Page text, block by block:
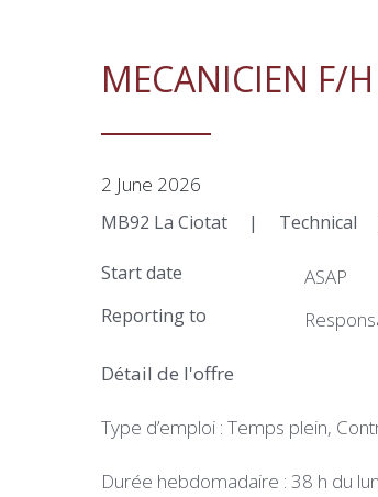
MECANICIEN F/H
2 June 2026
MB92 La Ciotat | Technical
Start date ASAP
Reporting to
Détail de l'offre
Type d’emploi : Temps plein,
Durée hebdomadaire : 38 h du